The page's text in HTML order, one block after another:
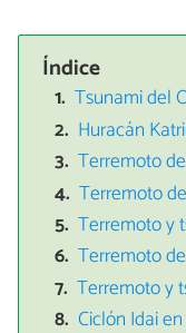
Índice
Tsunami del
Huracán
Terremoto
Terremoto
Terremoto y
Terremoto
Terremoto y
Ciclón Idai